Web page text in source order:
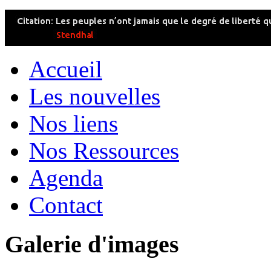
Accueil
Les nouvelles
Nos liens
Nos Ressources
Agenda
Contact
Galerie d'images